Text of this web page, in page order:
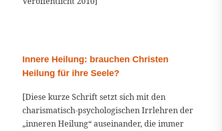
Innere Heilung: brauchen Christen
Heilung für ihre Seele?
[Diese kurze Schrift setzt sich mit den
charismatisch-psychologischen Irrlehren der
„inneren Heilung“ auseinander, die immer